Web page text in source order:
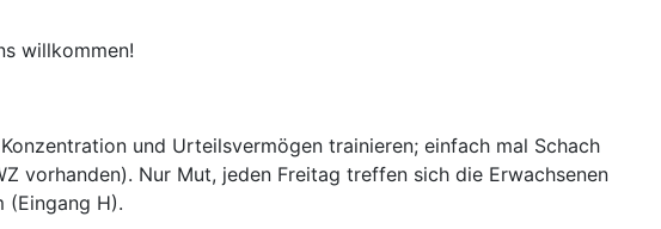
willkommen!
und Urteilsvermögen trainieren; einfach mal Schach
vorhanden). Nur Mut, jeden Freitag treffen sich die Erwachsenen
(Eingang H).